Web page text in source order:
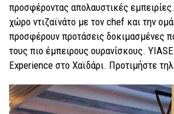
προσφέροντας απολαυστικές
χώρο ντιζαϊνάτο με τον chef και την
προσφέρουν προτάσεις δοκιμασμένες
τους πιο έμπειρους ουρανίσκους.
Experience στο Χαϊδάρι. Προτιμήστε